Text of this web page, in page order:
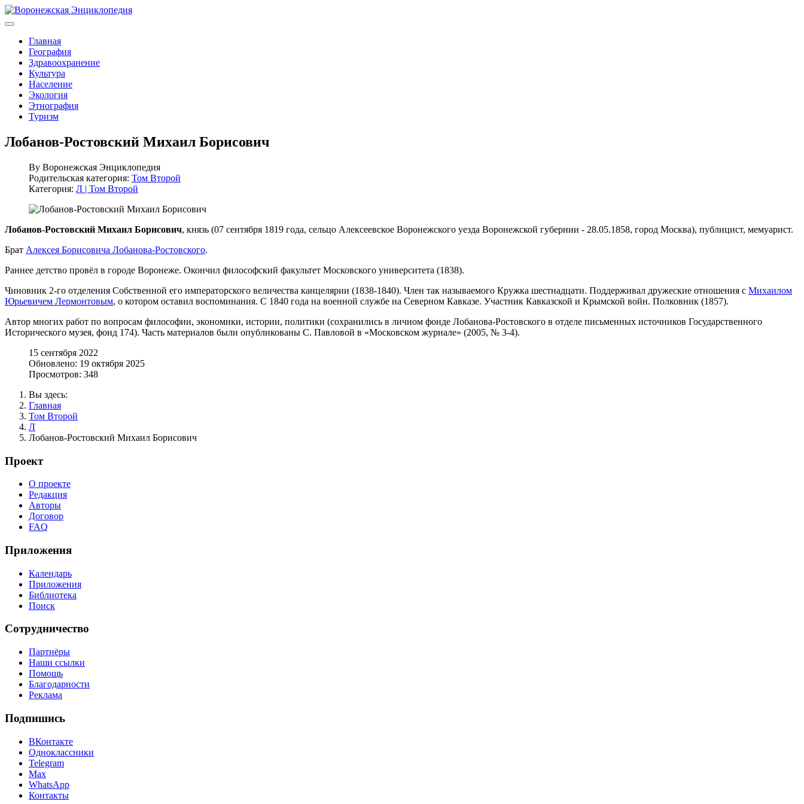
Главная
География
Здравоохранение
Культура
Население
Экология
Этнография
Туризм
Лобанов-Ростовский Михаил Борисович
By Воронежская Энциклопедия
Родительская категория: Том Второй
Категория: Л | Том Второй
Лобанов-Ростовский Михаил Борисович, князь (07 сентября 1819 года, сельцо Алексеевское Воронежского уезда Воронежской губернии - 28.05.1858, город Москва), публицист, мемуарист.
Брат Алексея Борисовича Лобанова-Ростовского.
Раннее детство провёл в городе Воронеже. Окончил философский факультет Московского университета (1838).
Чиновник 2-го отделения Собственной его императорского величества канцелярии (1838-1840). Член так называемого Кружка шестнадцати. Поддерживал дружеские отношения с Михаилом
Юрьевичем Лермонтовым, о котором оставил воспоминания. С 1840 года на военной службе на Северном Кавказе. Участник Кавказской и Крымской войн. Полковник (1857).
Автор многих работ по вопросам философии, экономики, истории, политики (сохранились в личном фонде Лобанова-Ростовского в отделе письменных источников Государственного
Исторического музея, фонд 174). Часть материалов были опубликованы С. Павловой в «Московском журнале» (2005, № 3-4).
15 сентября 2022
Обновлено: 19 октября 2025
Просмотров: 348
Вы здесь:
Главная
Том Второй
Л
Лобанов-Ростовский Михаил Борисович
Проект
О проекте
Редакция
Авторы
Договор
FAQ
Приложения
Календарь
Приложения
Библиотека
Поиск
Сотрудничество
Партнёры
Наши ссылки
Помощь
Благодарности
Реклама
Подпишись
ВКонтакте
Одноклассники
Telegram
Max
WhatsApp
Контакты